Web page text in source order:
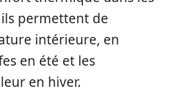
permettent de
intérieure, en
en été et les
en hiver.